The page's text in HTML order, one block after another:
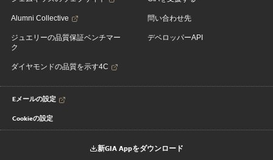
Alumni Collective
ジュエリーの品質保証ベンチマー
ク
ダイヤモンドの品質を示す4C
問い合わせ先
デベロッパーAPI
Eメールの設定
Cookieの設定
新GIA Appをダウンロード